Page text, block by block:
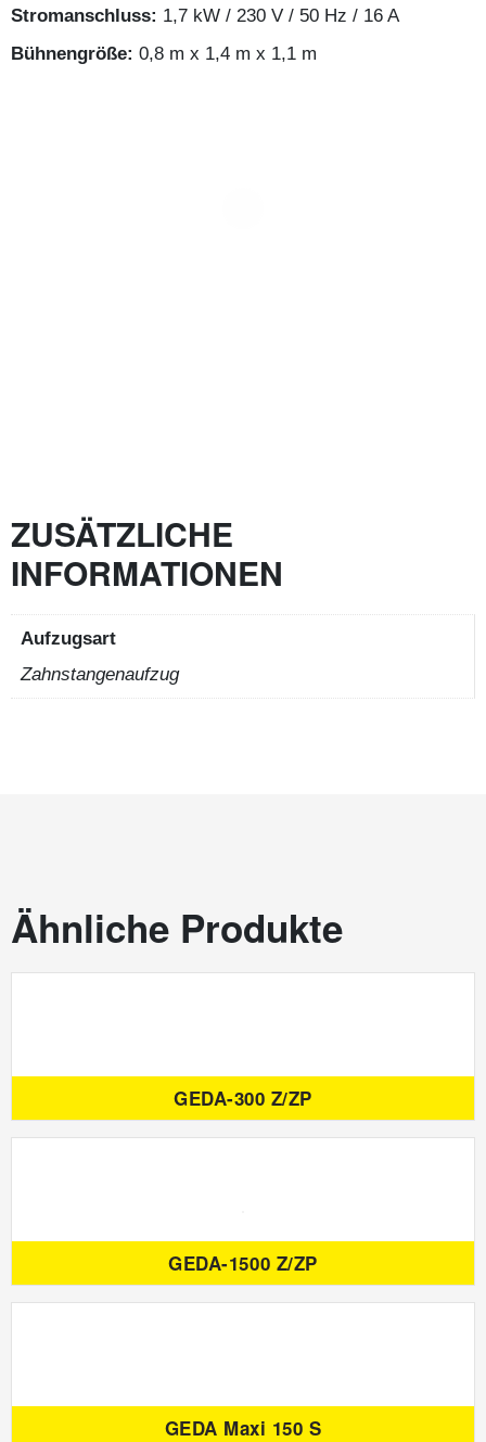
Stromanschluss: 1,7 kW / 230 V / 50 Hz / 16 A
Bühnengröße: 0,8 m x 1,4 m x 1,1 m
ZUSÄTZLICHE
INFORMATIONEN
Aufzugsart
Zahnstangenaufzug
Ähnliche Produkte
GEDA-300 Z/ZP
GEDA-1500 Z/ZP
GEDA Maxi 150 S